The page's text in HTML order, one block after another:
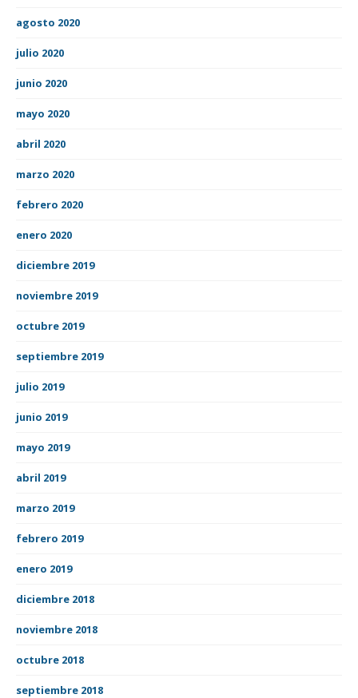
agosto 2020
julio 2020
junio 2020
mayo 2020
abril 2020
marzo 2020
febrero 2020
enero 2020
diciembre 2019
noviembre 2019
octubre 2019
septiembre 2019
julio 2019
junio 2019
mayo 2019
abril 2019
marzo 2019
febrero 2019
enero 2019
diciembre 2018
noviembre 2018
octubre 2018
septiembre 2018